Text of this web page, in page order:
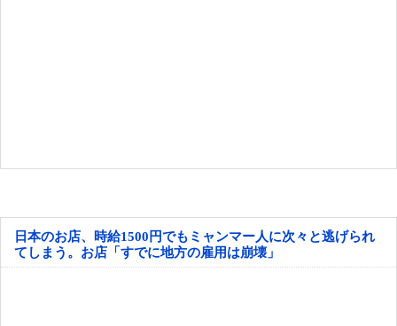
日本のお店、時給1500円でもミャンマー人に次々と逃げられ
てしまう。お店「すでに地方の雇用は崩壊」